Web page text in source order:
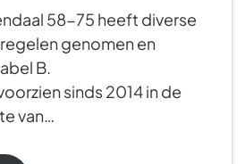
58-75 heeft diverse
genomen en
B.
sinds 2014 in de
van…